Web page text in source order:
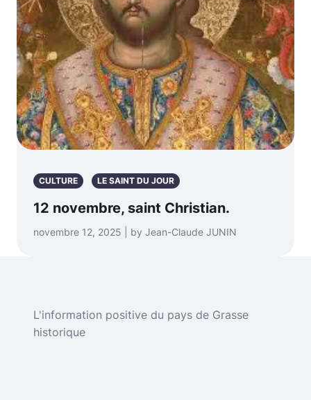
CULTURE LE SAINT DU JOUR
12 novembre, saint Christian.
novembre 12, 2025 | by Jean-Claude JUNIN
L'information positive du pays de Grasse
historique